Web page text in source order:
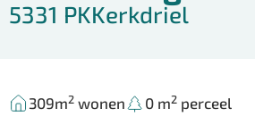
5331 PKKerkdriel
309m2 wonen 0 m2 perceel